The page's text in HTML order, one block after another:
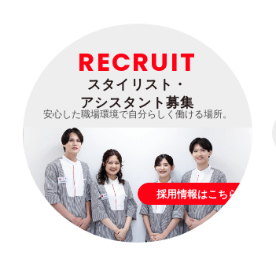
RECRUIT
スタイリスト・
アシスタント募集
安心した職場環境で自分らしく働ける場所。
採用情報はこちら